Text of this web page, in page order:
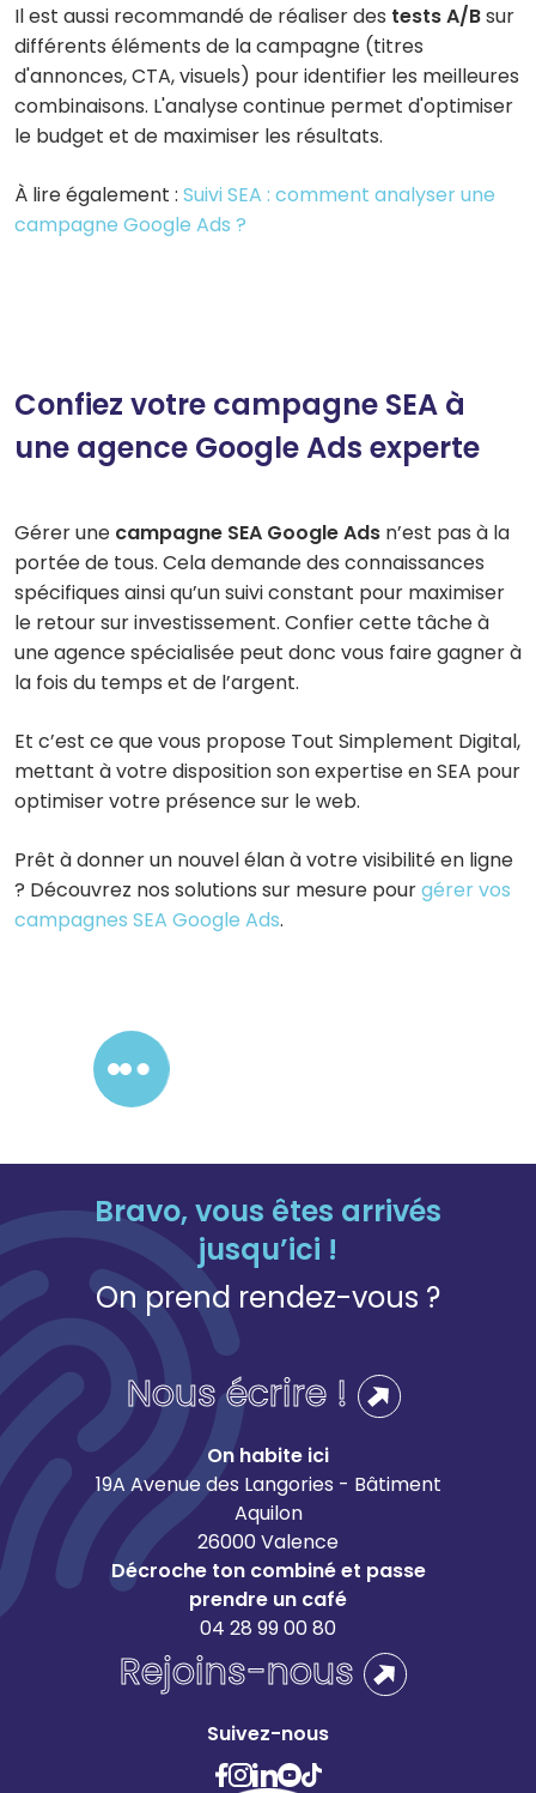
Il est aussi recommandé de réaliser des tests A/Bsur
différents éléments de la campagne (titres
d'annonces, CTA, visuels) pour identifier les meilleures
combinaisons. L'analyse continue permet d'optimiser
le budget et de maximiser les résultats.
À lire également : Suivi SEA : comment analyser une
campagne Google Ads ?
Confiez votre campagne SEA à
une agence Google Ads experte
Gérer une campagne SEA Google Ads n’est pas à la
portée de tous. Cela demande des connaissances
spécifiques ainsi qu’un suivi constant pour maximiser
le retour sur investissement. Confier cette tâche à
une agence spécialisée peut donc vous faire gagner à
la fois du temps et de l’argent.
Et c’est ce que vous propose Tout Simplement Digital,
mettant à votre disposition son expertise en SEA pour
optimiser votre présence sur le web.
Prêt à donner un nouvel élan à votre visibilité en ligne
? Découvrez nos solutions sur mesure pourgérer vos
campagnes SEA Google Ads.
Contactez-nous !
Bravo, vous êtes arrivés
jusqu’ici !
On prend rendez-vous ?
Nous écrire !
On habite ici
19A Avenue des Langories - Bâtiment
Aquilon
26000 Valence
Décroche ton combiné et passe
prendre un café
04 28 99 00 80
Rejoins-nous
Suivez-nous